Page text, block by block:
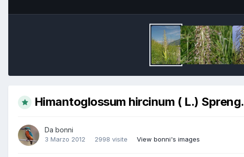
Himantoglossum hircinum ( L.) Spreng.
Da bonni
3 Marzo 2012 2998 visite View bonni's images